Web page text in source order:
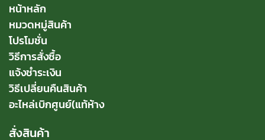
หน้าหลัก
หมวดหมู่สินค้า
โปรโมชั่น
วิธีการสั่งซื้อ
แจ้งชำระเงิน
วิธีเปลี่ยนคืนสินค้า
อะไหล่เบิกศูนย์(แท้ห้าง
สั่งสินค้า